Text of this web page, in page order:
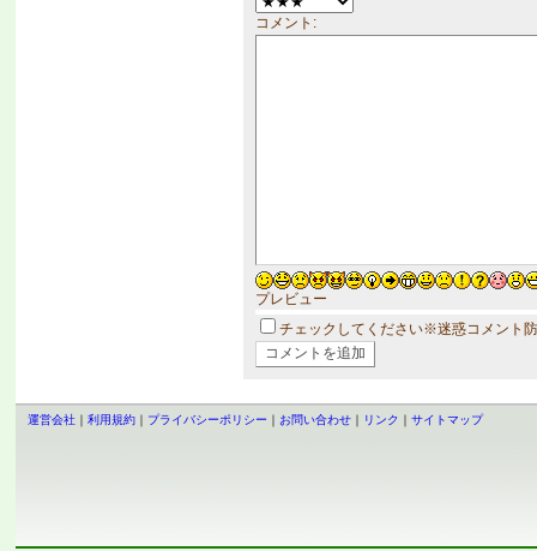
コメント:
プレビュー
チェックしてください※迷惑コメント
運営会社｜ 利用規約｜ プライバシーポリシー ｜ お問い合わせ｜ リンク ｜ サイトマップ